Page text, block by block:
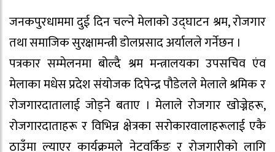
जनकपुरधाममा दुई दिन चल्ने मेलाको उद्घाटन श्रम, रोजगार
तथा समाजिक सुरक्षामन्त्री डोलप्रसाद अर्यालले गर्नेछन ।
पत्रकार सम्मेलनमा बोल्दै श्रम मन्त्रालयका उपसचिव एंव
मेलाका मधेस प्रदेश संयोजक दिपेन्द्र पौडेलले मेलाले श्रमिक र
रोजगारदातालाई जोड्ने बताए । मेलाले रोजगार खोज्नेहरू,
रोजगारदाताहरू र विभिन्न क्षेत्रका सरोकारवालाहरूलाई एकै
ठाउँमा ल्याएर कार्यक्रमले नेटवर्किङ र रोजगारीको लागि